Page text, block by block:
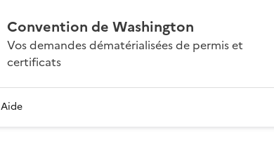
Convention de Washington
Vos demandes dématérialisées de permis et
certificats
Aide